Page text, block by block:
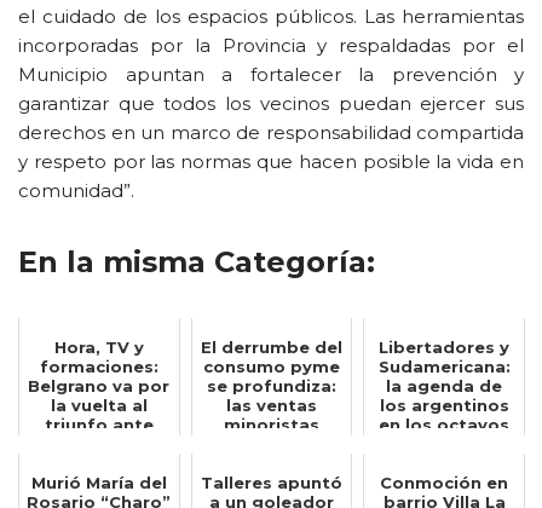
el cuidado de los espacios públicos. Las herramientas
incorporadas por la Provincia y respaldadas por el
Municipio apuntan a fortalecer la prevención y
garantizar que todos los vecinos puedan ejercer sus
derechos en un marco de responsabilidad compartida
y respeto por las normas que hacen posible la vida en
comunidad”.
En la misma Categoría:
Hora, TV y
formaciones:
Belgrano va por
la vuelta al
triunfo ante
El derrumbe del
consumo pyme
se profundiza:
las ventas
minoristas
Libertadores y
Sudamericana:
la agenda de
los argentinos
en los octavos
Murió María del
Rosario “Charo”
Talleres apuntó
a un goleador
Conmoción en
barrio Villa La